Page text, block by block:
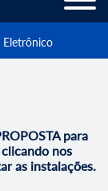
Eletrônico
para
nos
as instalações.